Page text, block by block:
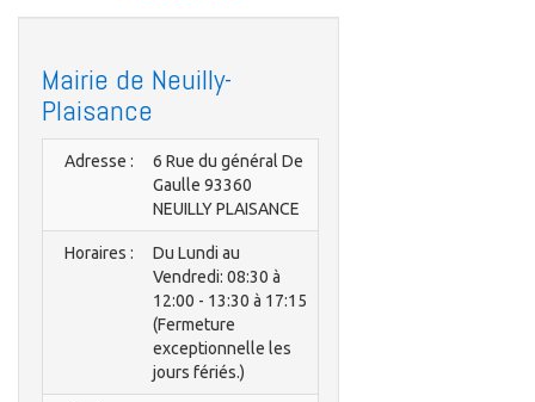
Mairie de Neuilly-
Plaisance
Adresse :
6 Rue du général De
Gaulle 93360
NEUILLY PLAISANCE
Horaires :
Du Lundi au
Vendredi: 08:30 à
12:00 - 13:30 à 17:15
(Fermeture
exceptionnelle les
jours fériés.)